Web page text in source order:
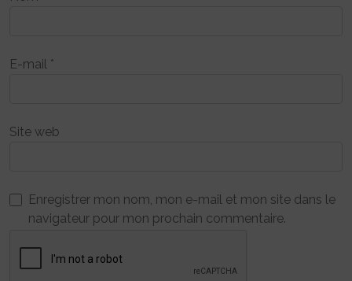
E-mail *
Site web
Enregistrer mon nom, mon e-mail et mon site dans le
navigateur pour mon prochain commentaire.